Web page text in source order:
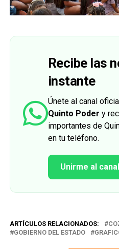
Recibe las
instante
Únete al canal
Quinto Poder y
importantes de
en tu teléfono.
Unirme al
ARTÍCULOS RELACIONADOS:
GOBIERNO DEL ESTADO